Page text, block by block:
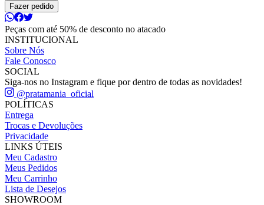
Fazer pedido
Peças com até 50% de desconto no atacado
INSTITUCIONAL
Sobre Nós
Fale Conosco
SOCIAL
Siga-nos no Instagram e fique por dentro de todas as novidades!
@pratamania_oficial
POLÍTICAS
Entrega
Trocas e Devoluções
Privacidade
LINKS ÚTEIS
Meu Cadastro
Meus Pedidos
Meu Carrinho
Lista de Desejos
SHOWROOM